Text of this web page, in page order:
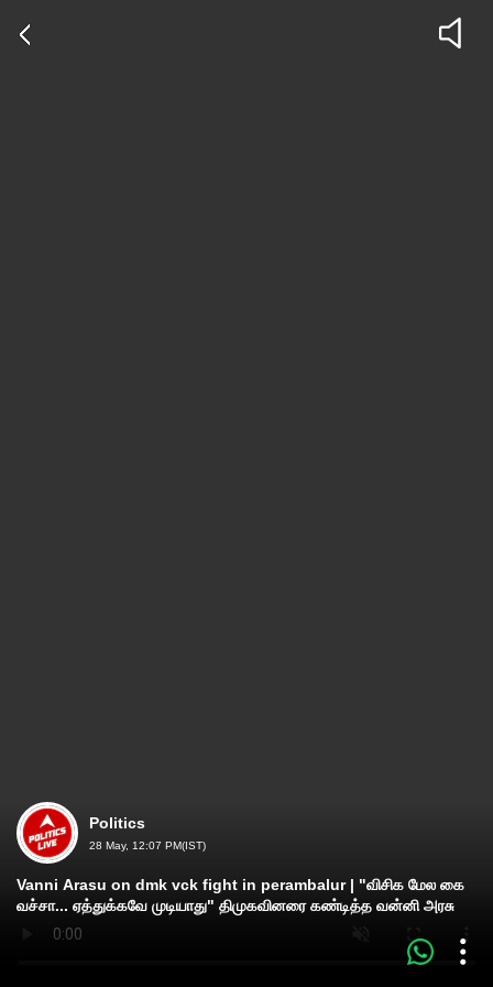
Politics
28 May, 12:07 PM(IST)
Vanni Arasu on dmk vck fight in perambalur | "விசிக மேல கை
வச்சா... ஏத்துக்கவே முடியாது" திமுகவினரை கண்டித்த வன்னி அரசு